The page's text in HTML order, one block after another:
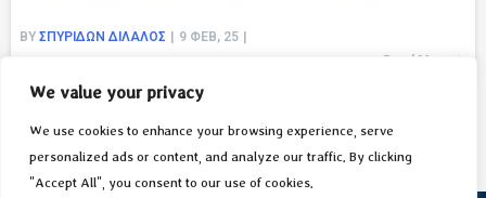
We value your privacy
We use cookies to enhance your browsing experience, serve
personalized ads or content, and analyze our traffic. By clicking
"Accept All", you consent to our use of cookies.
BY ΣΠΥΡΊΔΩΝ ΔΊΛΑΛΟΣ | 9 ΦΕΒ, 25 |
Read More